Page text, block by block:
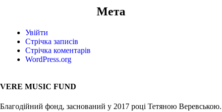
Мета
Увійти
Стрічка записів
Стрічка коментарів
WordPress.org
VERE MUSIC FUND
Благодійний фонд, заснований у 2017 році Тетяною Веревською.